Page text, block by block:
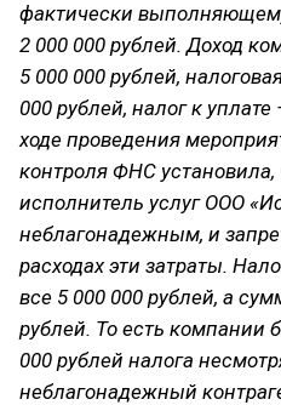
фактически
2 000 000 рублей. Доход
5 000 000 рублей,
000 рублей, налог к
ходе проведения
контроля ФНС установила,
исполнитель услуг ООО
неблагонадежным, и
расходах эти затраты.
все 5 000 000 рублей, а
рублей. То есть компании
000 рублей налога
неблагонадежный